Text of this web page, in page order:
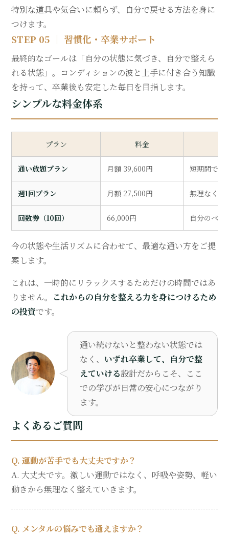
特別な道具や気合いに頼らず、自分で戻せる方法を身に
つけます。
STEP 05 ｜ 習慣化・卒業サポート
最終的なゴールは「自分の状態に気づき、自分で整えら
れる状態」。コンディションの波と上手に付き合う知識
を持って、卒業後も安定した毎日を目指します。
シンプルな料金体系
プラン 料金
通い放題プラン 月額 39,600円 短期間で集
週1回プラン 月額 27,500円 無理なく継
回数券（10回） 66,000円 自分のペー
今の状態や生活リズムに合わせて、最適な通い方をご提
案します。
これは、一時的にリラックスするためだけの時間ではあ
りません。
これからの自分を整える力を身につけるため
の投資です。
通い続けないと整わない状態では
なく、 いずれ卒業して、自分で整
えていける設計だからこそ、ここ
での学びが日常の安心につながり
ます。
よくあるご質問
Q. 運動が苦手でも大丈夫ですか？
A. 大丈夫です。激しい運動ではなく、呼吸や姿勢、軽い
動きから無理なく整えていきます。
Q. メンタルの悩みでも通えますか？